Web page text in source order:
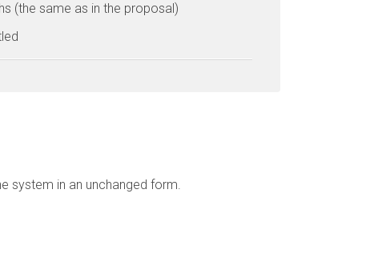
(the same as in the proposal)
system in an unchanged form.